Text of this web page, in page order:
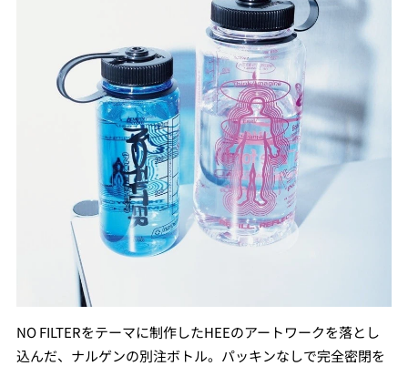
NO FILTERをテーマに制作したHEEのアートワークを落とし
込んだ、ナルゲンの別注ボトル。パッキンなしで完全密閉を